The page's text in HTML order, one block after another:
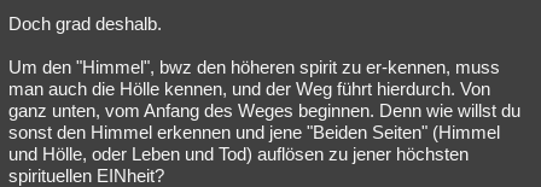
Doch grad deshalb.
Um den "Himmel", bwz den höheren spirit zu er-kennen, muss
man auch die Hölle kennen, und der Weg führt hierdurch. Von
ganz unten, vom Anfang des Weges beginnen. Denn wie willst du
sonst den Himmel erkennen und jene "Beiden Seiten" (Himmel
und Hölle, oder Leben und Tod) auflösen zu jener höchsten
spirituellen EINheit?